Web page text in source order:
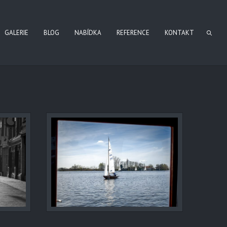
GALERIE BLOG NABÍDKA REFERENCE KONTAKT